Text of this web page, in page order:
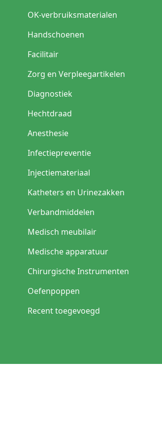
OK-verbruiksmaterialen
Handschoenen
Facilitair
Zorg en Verpleegartikelen
Diagnostiek
Hechtdraad
Anesthesie
Infectiepreventie
Injectiemateriaal
Katheters en Urinezakken
Verbandmiddelen
Medisch meubilair
Medische apparatuur
Chirurgische Instrumenten
Oefenpoppen
Recent toegevoegd